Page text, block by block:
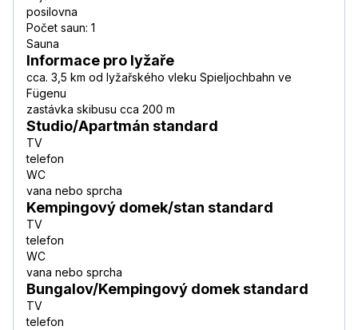
posilovna
Počet saun: 1
Sauna
Informace pro lyžaře
cca. 3,5 km od lyžařského vleku Spieljochbahn ve
Fügenu
zastávka skibusu cca 200 m
Studio/Apartmán standard
TV
telefon
WC
vana nebo sprcha
Kempingový domek/stan standard
TV
telefon
WC
vana nebo sprcha
Bungalov/Kempingový domek standard
TV
telefon